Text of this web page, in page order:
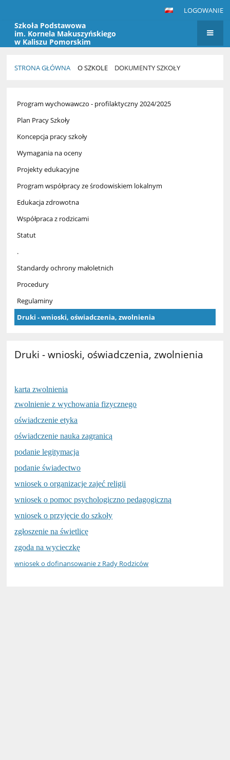
LOGOWANIE
Szkoła Podstawowa
im. Kornela Makuszyńskiego
w Kaliszu Pomorskim
STRONA GŁÓWNA O SZKOLE DOKUMENTY SZKOŁY
szkoły
Program wychowawczo - profilaktyczny 2024/2025
Plan Pracy Szkoły
Koncepcja pracy szkoły
Wymagania na oceny
Projekty edukacyjne
Program współpracy ze środowiskiem lokalnym
Edukacja zdrowotna
Współpraca z rodzicami
Statut
.
Standardy ochrony małoletnich
Procedury
Regulaminy
Druki - wnioski, oświadczenia, zwolnienia
Druki - wnioski, oświadczenia, zwolnienia
karta zwolnienia
zwolnienie z wychowania fizycznego
oświadczenie etyka
oświadczenie nauka zagranicą
podanie legitymacja
podanie świadectwo
wniosek o organizacje zajeć religii
wniosek o pomoc psychologiczno pedagogiczną
wniosek o przyjęcie do szkoły
zgłoszenie na świetlicę
zgoda na wycieczkę
wniosek o dofinansowanie z Rady Rodziców